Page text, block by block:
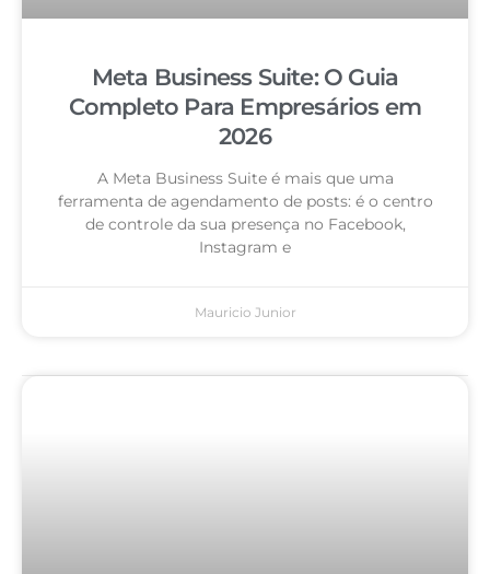
Meta Business Suite: O Guia
Completo Para Empresários em
2026
A Meta Business Suite é mais que uma
ferramenta de agendamento de posts: é o centro
de controle da sua presença no Facebook,
Instagram e
Mauricio Junior